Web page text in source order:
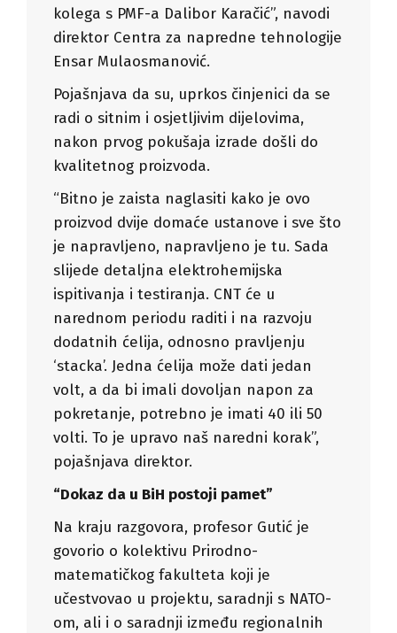
kolega s PMF-a Dalibor Karačić”, navodi
direktor Centra za napredne tehnologije
Ensar Mulaosmanović.
Pojašnjava da su, uprkos činjenici da se
radi o sitnim i osjetljivim dijelovima,
nakon prvog pokušaja izrade došli do
kvalitetnog proizvoda.
“Bitno je zaista naglasiti kako je ovo
proizvod dvije domaće ustanove i sve što
je napravljeno, napravljeno je tu. Sada
slijede detaljna elektrohemijska
ispitivanja i testiranja. CNT će u
narednom periodu raditi i na razvoju
dodatnih ćelija, odnosno pravljenju
‘stacka’. Jedna ćelija može dati jedan
volt, a da bi imali dovoljan napon za
pokretanje, potrebno je imati 40 ili 50
volti. To je upravo naš naredni korak”,
pojašnjava direktor.
“Dokaz da u BiH postoji pamet”
Na kraju razgovora, profesor Gutić je
govorio o kolektivu Prirodno-
matematičkog fakulteta koji je
učestvovao u projektu, saradnji s NATO-
om, ali i o saradnji između regionalnih